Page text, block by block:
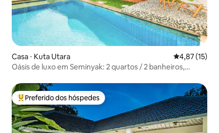
Casa ⋅ Kuta Utara 4,87 de uma
4,87 (15)
Oásis de luxo em Seminyak: 2 quartos / 2 banheiros,
Entre os melhores preferidos dos hóspedes
Preferido dos hóspedes